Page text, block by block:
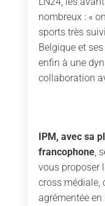
nombreux : «
sports très
Belgique et
enfin à une
collaboration
IPM, avec sa
francophone,
vous proposer
cross médiale,
agrémentée